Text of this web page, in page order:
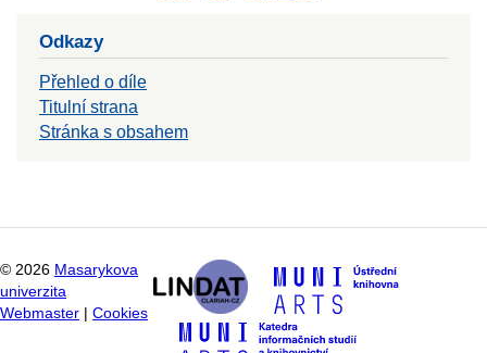
Odkazy
Přehled o díle
Titulní strana
Stránka s obsahem
© 2026 Masarykova
univerzita
Webmaster
Cookies